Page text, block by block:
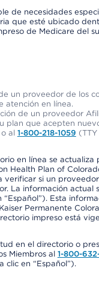
de necesidades
que esté ubicado
de Medicare del
un proveedor de los
atención en línea.
de un proveedor
plan que acepten
al 1-800-218-1059 (TTY
en línea se
Health Plan of
verificar si un
La información actual
Esta
Permanente
impreso está
en el directorio o
Miembros al 1-800-
clic en “Español”).